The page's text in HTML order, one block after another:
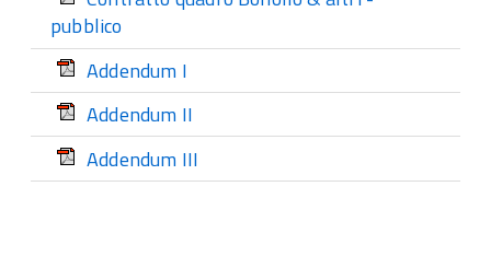
pubblico
Addendum I
Addendum II
Addendum III